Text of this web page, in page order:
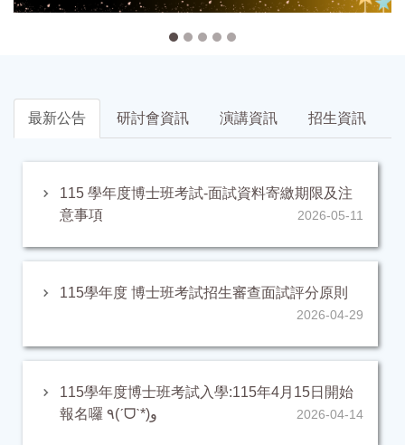
最新公告 研討會資訊 演講資訊 招生資訊
115 學年度博士班考試-面試資料寄繳期限及注
意事項
2026-05-11
115學年度 博士班考試招生審查面試評分原則
2026-04-29
115學年度博士班考試入學:115年4月15日開始
報名囉 ٩(ˊᗜˋ*)و
2026-04-14